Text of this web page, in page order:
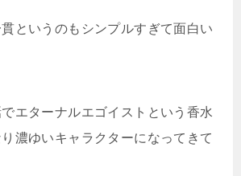
というのもシンプルすぎて面白い
エターナルエゴイストという香水
濃ゆいキャラクターになってきて